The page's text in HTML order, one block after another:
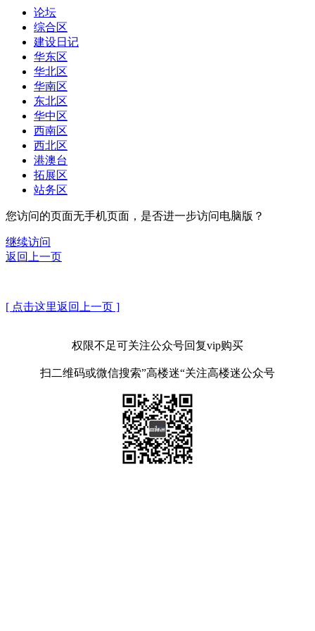
论坛
综合区
建设日记
华东区
华北区
华南区
东北区
华中区
西南区
西北区
港澳台
拓展区
站务区
您访问的页面无手机页面，是否进一步访问电脑版？
继续访问
返回上一页
[ 点击这里返回上一页 ]
权限不足可关注公众号回复vip购买
扫二维码或微信搜索”高楼迷“关注高楼迷公众号